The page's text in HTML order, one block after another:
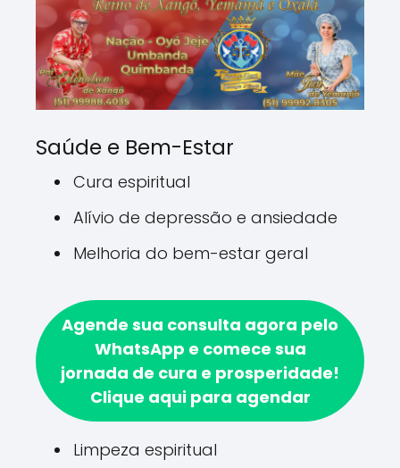
Saúde e Bem-Estar
Cura espiritual
Alívio de depressão e ansiedade
Melhoria do bem-estar geral
Agende sua consulta agora pelo
WhatsApp e comece sua
jornada de cura e prosperidade!
Clique aqui para agendar
Limpeza espiritual